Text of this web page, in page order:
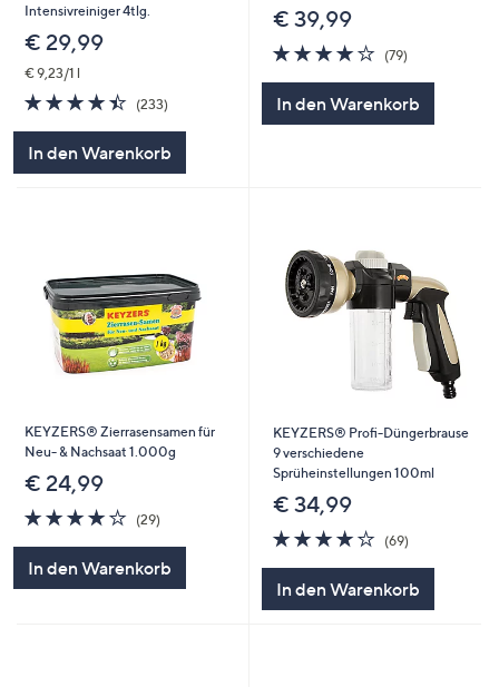
Intensivreiniger 4tlg.
€ 29,99
€ 9,23/1 l
4.4
von
(233)
In den Warenkorb
€ 39,99
4.0
von
5
(79)
In den Warenkorb
KEYZERS® Zierrasensamen für
Neu- & Nachsaat 1.000g
€ 24,99
3.8
von
(29)
In den Warenkorb
KEYZERS® Profi-Düngerbrause
9 verschiedene
Sprüheinstellungen 100ml
€ 34,99
4.2
von
(69)
In den Warenkorb